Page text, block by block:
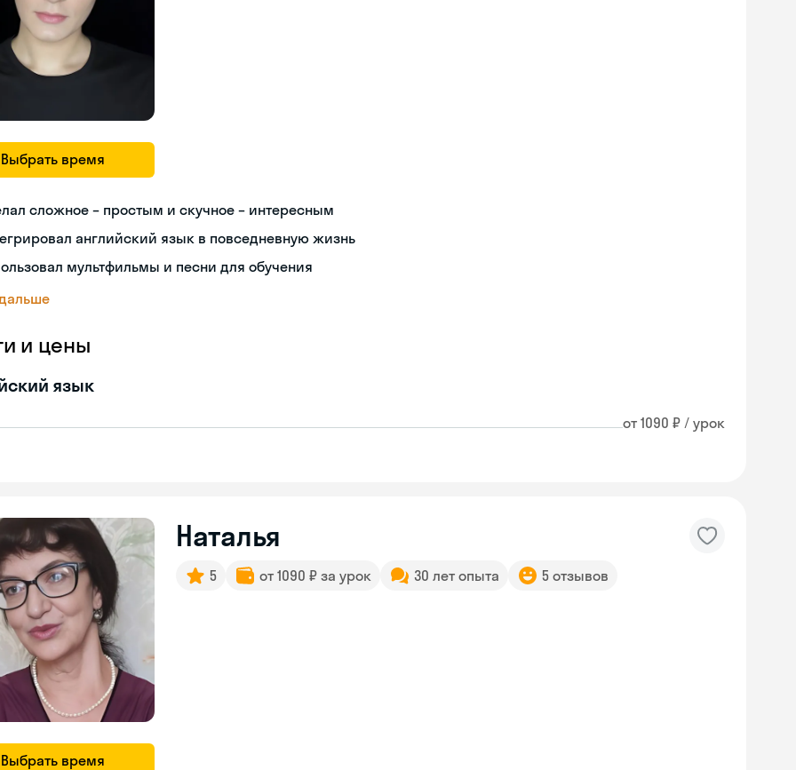
Выбрать время
сложное – простым и скучное – интересным
английский язык в повседневную жизнь
мультфильмы и песни для обучения
и цены
язык
от 1090 ₽ / урок
Выбрать время
Наталья
5 от 1090 ₽ за урок 30 лет опыта 5 отзывов